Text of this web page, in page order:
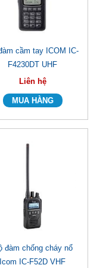
cầm tay ICOM IC-
F4230DT UHF
Liên hệ
đàm chống cháy nổ
Icom IC-F52D VHF